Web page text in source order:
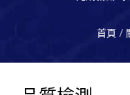
首頁 /